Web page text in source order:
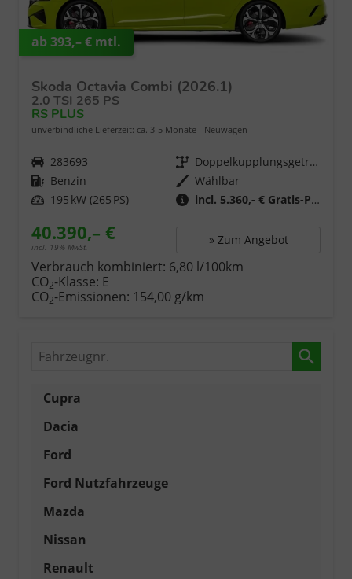
ab 393,– € mtl.
Skoda Octavia Combi (2026.1)
2.0 TSI 265 PS
RS PLUS
unverbindliche Lieferzeit: ca. 3-5 Monate Neuwagen
Fahrzeugnr. 283693 Getriebe
Doppelkupplungsgetriebe (DSG)
Kraftstoff Benzin
Wählbar
Leistung 195 kW (265 PS) incl. 5.360,- € Gratis-Paket
40.390,– €
incl. 19% MwSt. » Zum Angebot
Verbrauch kombiniert: 6,80 l/100km
CO2-Klasse: E
CO2-Emissionen: 154,00 g/km
Fahrzeugnr.
Cupra
Dacia
Ford
Ford Nutzfahrzeuge
Mazda
Nissan
Renault